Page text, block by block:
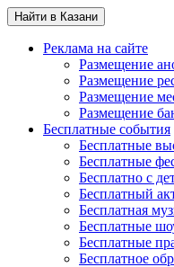
Найти в Казани
Реклама на сайте
Размещение
Размещение
Размещение
Размещение
Бесплатные события
Бесплатные
Бесплатные
Бесплатно с
Бесплатный
Бесплатная
Бесплатные
Бесплатные
Бесплатное